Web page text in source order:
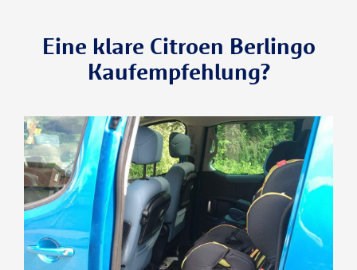
Eine klare Citroen Berlingo
Kaufempfehlung?